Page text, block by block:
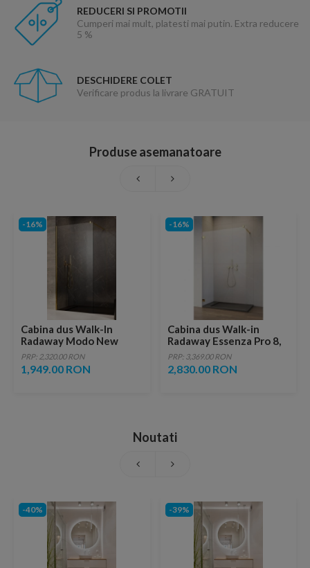
REDUCERI SI PROMOTII
Cumperi mai mult, platesti mai putin. Extra reducere
5 %
DESCHIDERE COLET
Verificare produs la livrare GRATUIT
Produse asemanatoare
-16%
Cabina dus Walk-In
Radaway Modo New
Gold II, auriu, 80xH200
cm
PRP: 2,320.00 RON
1,949.00 RON
-16%
Cabina dus Walk-in
Radaway Essenza Pro 8,
95 x 200 cm, gold
PRP: 3,369.00 RON
2,830.00 RON
Noutati
-40% -39%